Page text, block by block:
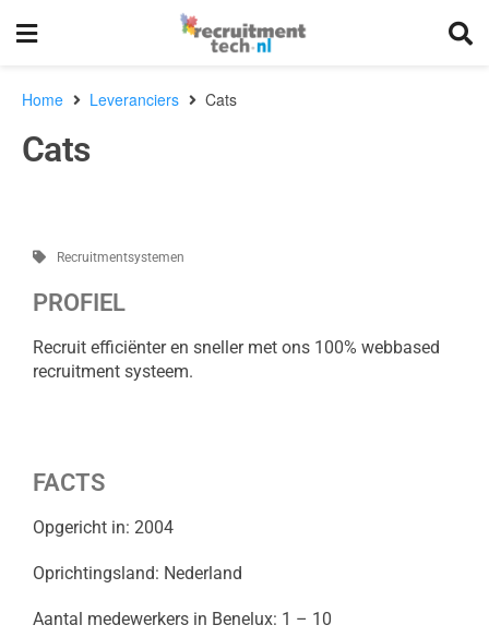
Home Leveranciers Cats
Cats
Recruitmentsystemen
PROFIEL
Recruit efficiënter en sneller met ons 100% webbased
recruitment systeem.
FACTS
Opgericht in: 2004
Oprichtingsland: Nederland
Aantal medewerkers in Benelux: 1 – 10